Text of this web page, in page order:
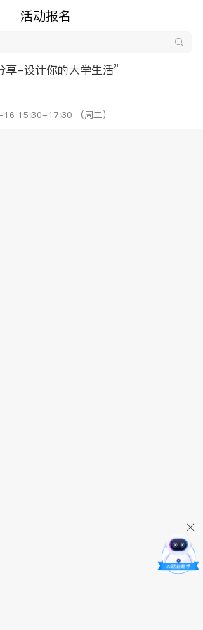
活动报名
享-设计你的大学生活”
15:30-17:30 （周二）